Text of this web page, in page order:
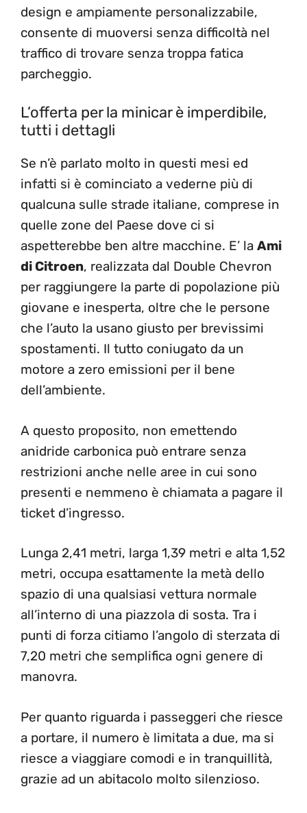
design e ampiamente personalizzabile,
consente di muoversi senza difficoltà nel
traffico di trovare senza troppa fatica
parcheggio.
L’offerta per la minicar è imperdibile,
tutti i dettagli
Se n’è parlato molto in questi mesi ed
infatti si è cominciato a vederne più di
qualcuna sulle strade italiane, comprese in
quelle zone del Paese dove ci si
aspetterebbe ben altre macchine. E’ la Ami
di Citroen, realizzata dal Double Chevron
per raggiungere la parte di popolazione più
giovane e inesperta, oltre che le persone
che l’auto la usano giusto per brevissimi
spostamenti. Il tutto coniugato da un
motore a zero emissioni per il bene
dell’ambiente.
A questo proposito, non emettendo
anidride carbonica può entrare senza
restrizioni anche nelle aree in cui sono
presenti e nemmeno è chiamata a pagare il
ticket d’ingresso.
Lunga 2,41 metri, larga 1,39 metri e alta 1,52
metri, occupa esattamente la metà dello
spazio di una qualsiasi vettura normale
all’interno di una piazzola di sosta. Tra i
punti di forza citiamo l’angolo di sterzata di
7,20 metri che semplifica ogni genere di
manovra.
Per quanto riguarda i passeggeri che riesce
a portare, il numero è limitata a due, ma si
riesce a viaggiare comodi e in tranquillità,
grazie ad un abitacolo molto silenzioso.